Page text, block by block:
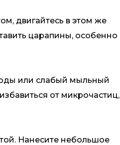
двигайтесь в этом же
царапины, особенно
или слабый мыльный
от микрочастиц,
Нанесите небольшое